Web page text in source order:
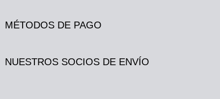
MÉTODOS DE PAGO
NUESTROS SOCIOS DE ENVÍO